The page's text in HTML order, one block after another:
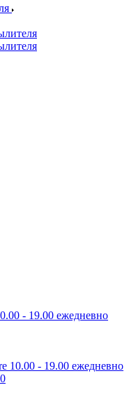
- 19.00 ежедневно
10.00 - 19.00 ежедневно